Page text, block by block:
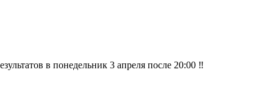
в понедельник 3 апреля после 20:00 ‼